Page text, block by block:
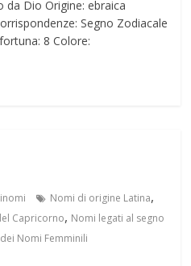
Dio Origine: ebraica
Segno Zodiacale
8 Colore:
Nomi di origine Latina,
Capricorno, Nomi legati al segno
Nomi Femminili